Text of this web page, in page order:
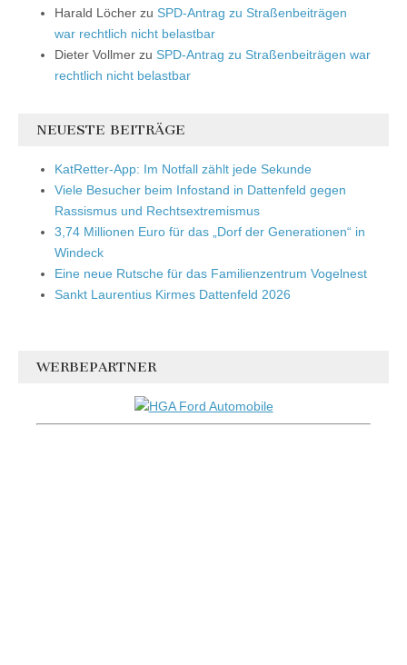
Harald Löcher zu SPD-Antrag zu Straßenbeiträgen
war rechtlich nicht belastbar
Dieter Vollmer zu SPD-Antrag zu Straßenbeiträgen war
rechtlich nicht belastbar
NEUESTE BEITRÄGE
KatRetter-App: Im Notfall zählt jede Sekunde
Viele Besucher beim Infostand in Dattenfeld gegen
Rassismus und Rechtsextremismus
3,74 Millionen Euro für das „Dorf der Generationen“ in
Windeck
Eine neue Rutsche für das Familienzentrum Vogelnest
Sankt Laurentius Kirmes Dattenfeld 2026
WERBEPARTNER